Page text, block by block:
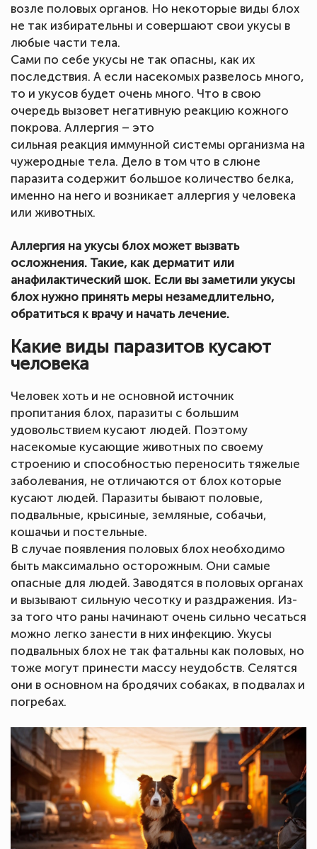
возле половых органов. Но некоторые виды блох
не так избирательны и совершают свои укусы в
любые части тела.
Сами по себе укусы не так опасны, как их
последствия. А если насекомых развелось много,
то и укусов будет очень много. Что в свою
очередь вызовет негативную реакцию кожного
покрова. Аллергия – это
сильная реакция иммунной системы организма на
чужеродные тела. Дело в том что в слюне
паразита содержит большое количество белка,
именно на него и возникает аллергия у человека
или животных.
Аллергия на укусы блох может вызвать
осложнения. Такие, как дерматит или
анафилактический шок. Если вы заметили укусы
блох нужно принять меры незамедлительно,
обратиться к врачу и начать лечение.
Какие виды паразитов кусают
человека
Человек хоть и не основной источник
пропитания блох, паразиты с большим
удовольствием кусают людей. Поэтому
насекомые кусающие животных по своему
строению и способностью переносить тяжелые
заболевания, не отличаются от блох которые
кусают людей. Паразиты бывают половые,
подвальные, крысиные, земляные, собачьи,
кошачьи и постельные.
В случае появления половых блох необходимо
быть максимально осторожным. Они самые
опасные для людей. Заводятся в половых органах
и вызывают сильную чесотку и раздражения. Из-
за того что раны начинают очень сильно чесаться
можно легко занести в них инфекцию. Укусы
подвальных блох не так фатальны как половых, но
тоже могут принести массу неудобств. Селятся
они в основном на бродячих собаках, в подвалах и
погребах.